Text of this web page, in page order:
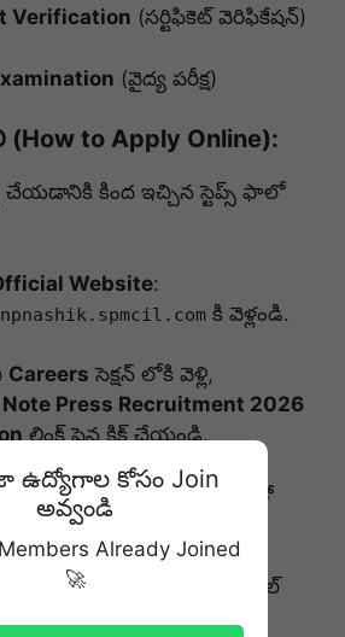
Verification (సర్టిఫికెట్ వెరిఫికేషన్)
(వైద్య పరీక్ష)
to Apply Online):
చేయడానికి కింద ఇచ్చిన స్టెప్స్ ఫాలో
Website:
కి వెళ్లండి.
Careers సెక్షన్ లోకి వెళ్లి,
Press Recruitment 2026
లింక్ పైన క్లిక్ చేయండి.
ఐడీ మరియు మొబైల్ నెంబర్ తో
చేసుకోండి.
Formను తప్పులు లేకుండా ఫిల్
ఉద్యోగాల కోసం Join
అవ్వండి
Already Joined
🚀